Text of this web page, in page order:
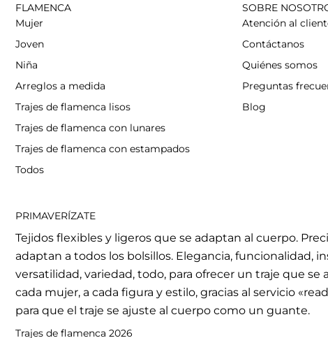
FLAMENCA
Mujer
Joven
Niña
Arreglos a medida
Trajes de flamenca lisos
Trajes de flamenca con lunares
Trajes de flamenca con estampados
Todos
SOBRE
Atención al
Contáctanos
Quiénes somos
Preguntas
Blog
PRIMAVERÍZATE
Tejidos flexibles y ligeros que se adaptan al cuerpo.
adaptan a todos los bolsillos. Elegancia, funcionalidad,
versatilidad, variedad, todo, para ofrecer un traje que se
cada mujer, a cada figura y estilo, gracias al servicio
para que el traje se ajuste al cuerpo como un guante.
Trajes de flamenca 2026